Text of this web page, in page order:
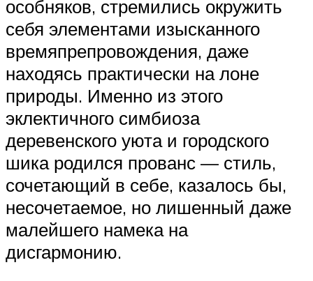
особняков, стремились окружить
себя элементами изысканного
времяпрепровождения, даже
находясь практически на лоне
природы. Именно из этого
эклектичного симбиоза
деревенского уюта и городского
шика родился прованс — стиль,
сочетающий в себе, казалось бы,
несочетаемое, но лишенный даже
малейшего намека на
дисгармонию.